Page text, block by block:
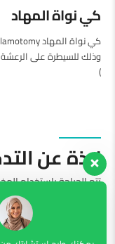
كي نواة المهاد
وذلك للسيطرة على
)
نبذة عن
تتم الجراحة باستخدام
الفسيولوجية للأعصاب،
النقط لنواة المهاد
وتتم الجراحة اما بزرع